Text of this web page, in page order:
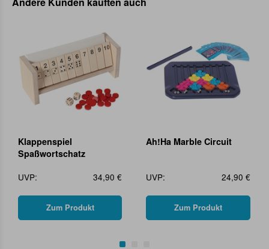
Klappenspiel
Spaßwortschatz
UVP:
34,90 €
Zum Produkt
Ah!Ha Marble Circuit
UVP: 24,90 €
Zum Produkt